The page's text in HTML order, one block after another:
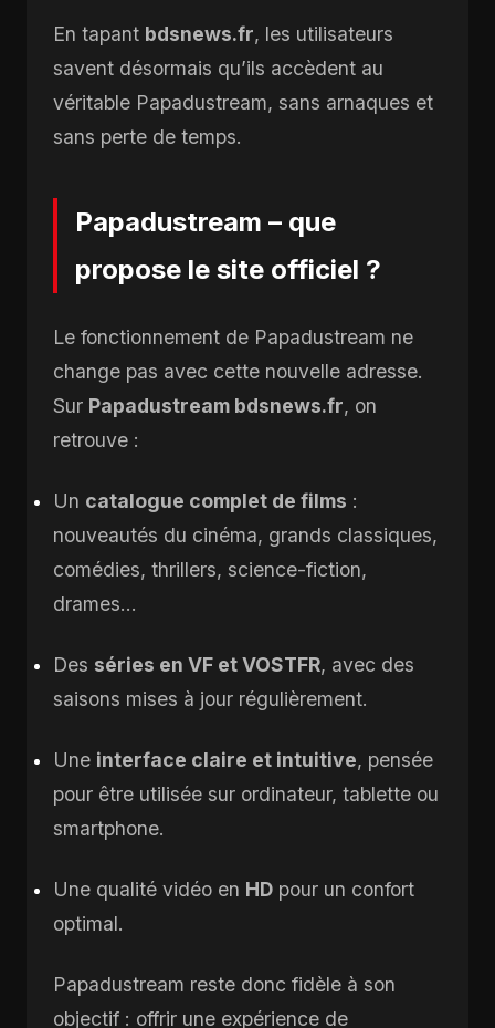
En tapant bdsnews.fr, les utilisateurs
savent désormais qu’ils accèdent au
véritable Papadustream, sans arnaques et
sans perte de temps.
Papadustream – que
propose le site officiel ?
Le fonctionnement de Papadustream ne
change pas avec cette nouvelle adresse.
Sur Papadustream bdsnews.fr, on
retrouve :
Un catalogue complet de films :
nouveautés du cinéma, grands classiques,
comédies, thrillers, science-fiction,
drames…
Des séries en VF et VOSTFR, avec des
saisons mises à jour régulièrement.
Une interface claire et intuitive, pensée
pour être utilisée sur ordinateur, tablette ou
smartphone.
Une qualité vidéo en HD pour un confort
optimal.
Papadustream reste donc fidèle à son
objectif : offrir une expérience de